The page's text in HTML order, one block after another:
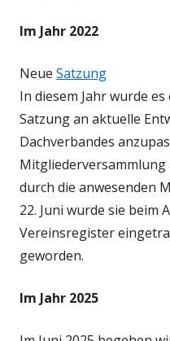
Im Jahr 2022
Neue Satzung
In diesem Jahr wurde
Satzung an aktuelle
Dachverbandes
Mitgliederversammlung
durch die anwesenden
22. Juni wurde sie beim
Vereinsregister
geworden.
Im Jahr 2025